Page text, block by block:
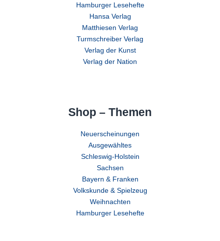
Hamburger Lesehefte
Hansa Verlag
Matthiesen Verlag
Turmschreiber Verlag
Verlag der Kunst
Verlag der Nation
Shop – Themen
Neuerscheinungen
Ausgewähltes
Schleswig-Holstein
Sachsen
Bayern & Franken
Volkskunde & Spielzeug
Weihnachten
Hamburger Lesehefte